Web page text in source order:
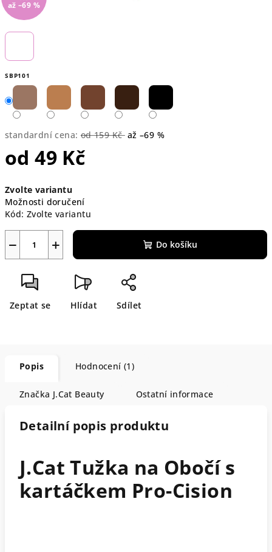
SBP101
standardní cena: od 159 Kč až –69 %
od49 Kč
cena:
Zvolte variantu
Možnosti doručení
Kód: Zvolte variantu
+
− Do košíku
Zeptat se Hlídat Sdílet
až –69 %
Popis Hodnocení (1)
Značka J.Cat Beauty Ostatní informace
Detailní popis produktu
J.Cat Tužka na Obočí s
kartáčkem Pro-Cision